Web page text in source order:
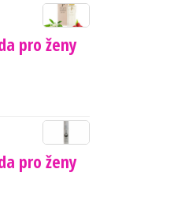
pro ženy
pro ženy